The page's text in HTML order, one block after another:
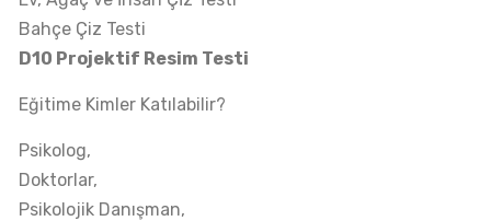
Bahçe Çiz Testi
D10 Projektif Resim Testi
Eğitime Kimler Katılabilir?
Psikolog,
Doktorlar,
Psikolojik Danışman,